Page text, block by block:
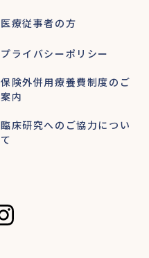
医療従事者の方
プライバシーポリシー
保険外併用療養費制度のご
案内
臨床研究へのご協力につい
て